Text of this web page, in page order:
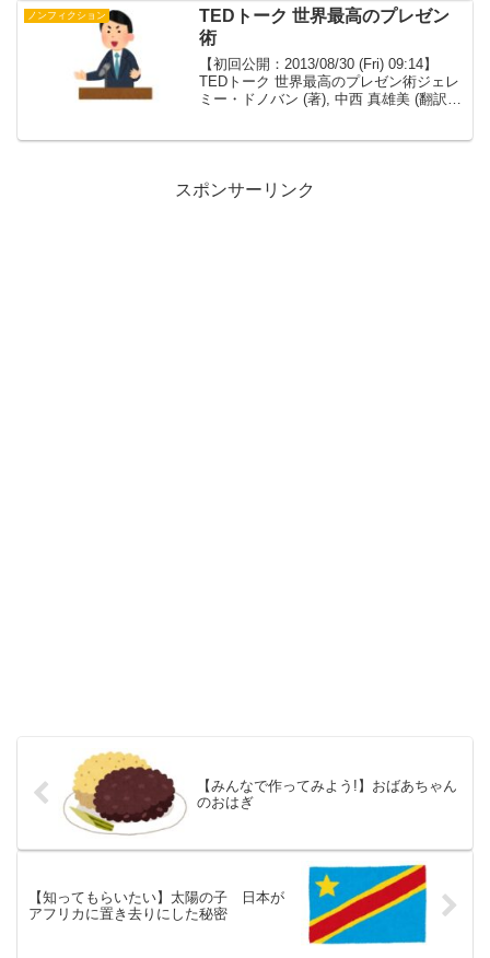
ト。そこに虚偽だったり、プロバガンダ
な記事や書き込みがあふ...
ノンフィクション
TEDトーク 世界最高のプレゼン
術
【初回公開：2013/08/30 (Fri) 09:14】
TEDトーク 世界最高のプレゼン術ジェレ
ミー・ドノバン (著), 中西 真雄美 (翻訳)
スポンサーリンク
【みんなで作ってみよう!】おばあちゃん
のおはぎ
【知ってもらいたい】太陽の子 日本が
アフリカに置き去りにした秘密